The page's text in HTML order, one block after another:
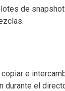
de
e
durante el